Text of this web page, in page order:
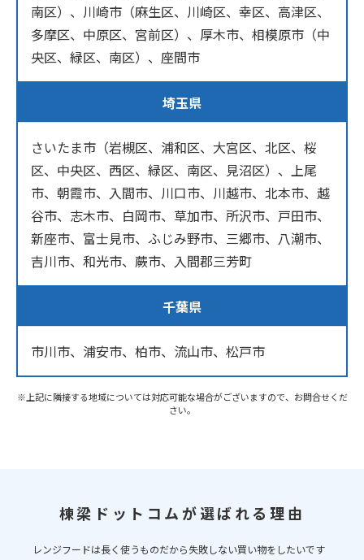
南区）、川崎市（麻生区、川崎区、幸区、高津区、
多摩区、中原区、宮前区）、厚木市、相模原市（中
央区、緑区、南区）、座間市
埼玉県
さいたま市（岩槻区、浦和区、大宮区、北区、桜
区、中央区、西区、緑区、南区、見沼区）、上尾
市、朝霞市、入間市、川口市、川越市、北本市、越
谷市、志木市、白岡市、草加市、所沢市、戸田市、
新座市、富士見市、ふじみ野市、三郷市、八潮市、
吉川市、和光市、蕨市、入間郡三芳町
千葉県
市川市、浦安市、柏市、流山市、松戸市
※上記に隣接する地域については対応可能な場合がございますので、お問合せくだ
さい。
棟梁ドットコムが選ばれる理由
レンジフードは長く使うものだから失敗しない買い物をしたいです